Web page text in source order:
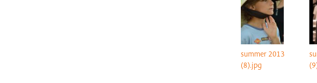
summer 2013
(8).jpg